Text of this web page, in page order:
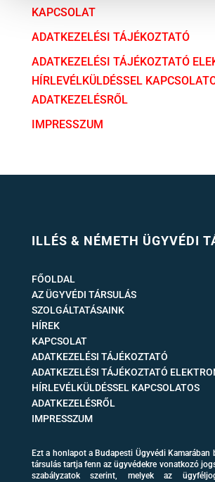
KAPCSOLAT
ADATKEZELÉSI TÁJÉKOZTATÓ
ADATKEZELÉSI TÁJÉKOZTATÓ
HÍRLEVÉLKÜLDÉSSEL
ADATKEZELÉSRŐL
IMPRESSZUM
ILLÉS & NÉMETH ÜGYVÉDI
FŐOLDAL
AZ ÜGYVÉDI TÁRSULÁS
SZOLGÁLTATÁSAINK
HÍREK
KAPCSOLAT
ADATKEZELÉSI TÁJÉKOZTATÓ
ADATKEZELÉSI TÁJÉKOZTATÓ
HÍRLEVÉLKÜLDÉSSEL KAPCSOLATOS
ADATKEZELÉSRŐL
IMPRESSZUM
Ezt a honlapot a Budapesti Ügyvédi Kamarában
társulás tartja fenn az ügyvédekre vonatkozó
szabályzatok szerint, melyek az